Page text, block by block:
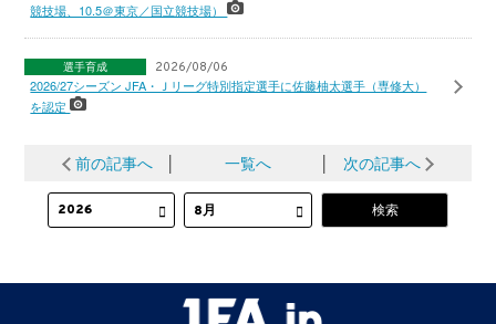
競技場、10.5＠東京／国立競技場）
選手育成 2026/08/06
2026/27シーズン JFA・Ｊリーグ特別指定選手に佐藤柚太選手（専修大）
を認定
前の記事へ 一覧へ 次の記事へ